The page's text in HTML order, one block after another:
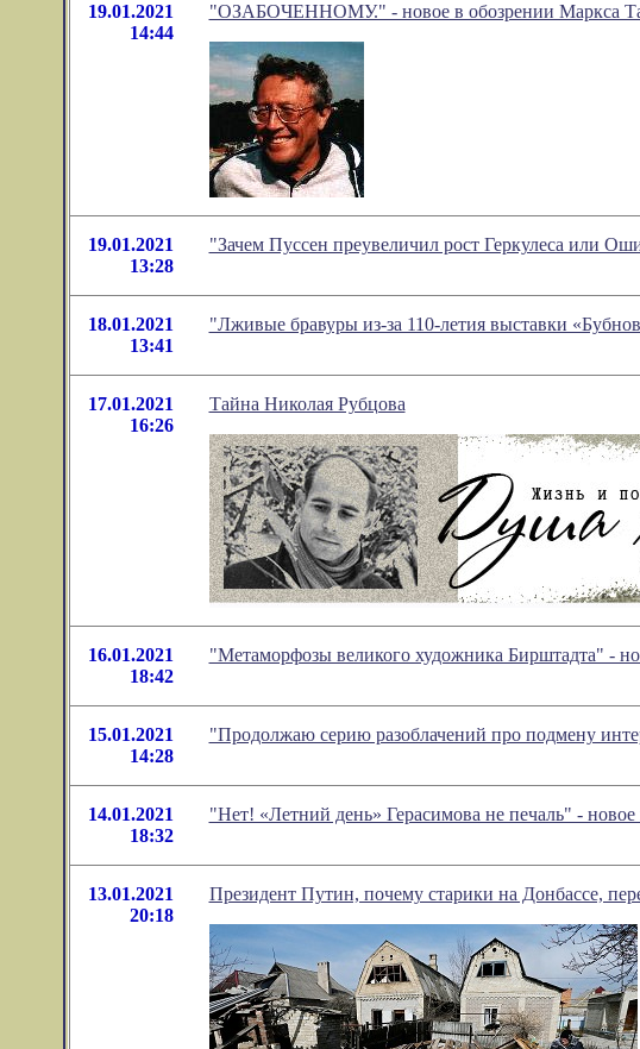
19.01.2021
14:44
"ОЗАБОЧЕННОМУ." - новое в обозрении Маркса
19.01.2021
13:28
"Зачем Пуссен преувеличил рост Геркулеса или
18.01.2021
13:41
"Лживые бравуры из-за 110-летия выставки
17.01.2021
16:26
Тайна Николая Рубцова
16.01.2021
18:42
"Метаморфозы великого художника Бирштадта" -
15.01.2021
14:28
"Продолжаю серию разоблачений про подмену
14.01.2021
18:32
"Нет! «Летний день» Герасимова не печаль" -
13.01.2021
20:18
Президент Путин, почему старики на Донбассе,